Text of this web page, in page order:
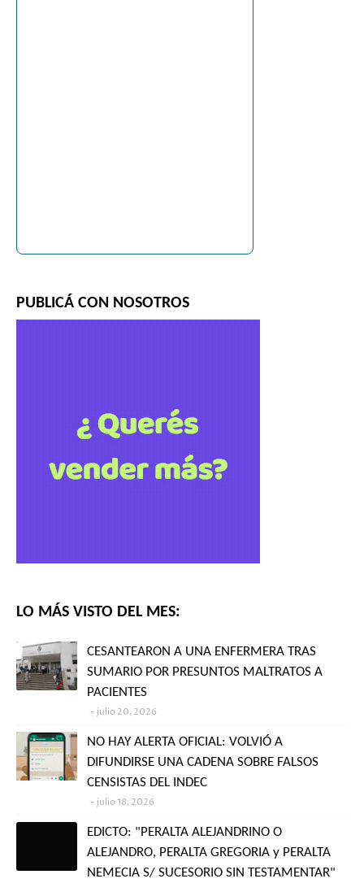
PUBLICÁ CON NOSOTROS
LO MÁS VISTO DEL MES:
CESANTEARON A UNA ENFERMERA TRAS
SUMARIO POR PRESUNTOS MALTRATOS A
PACIENTES
julio 20, 2026
NO HAY ALERTA OFICIAL: VOLVIÓ A
DIFUNDIRSE UNA CADENA SOBRE FALSOS
CENSISTAS DEL INDEC
julio 18, 2026
EDICTO: "PERALTA ALEJANDRINO O
ALEJANDRO, PERALTA GREGORIA y PERALTA
NEMECIA S/ SUCESORIO SIN TESTAMENTAR"